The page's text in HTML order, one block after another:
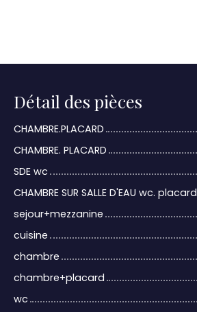
Détail des pièces
CHAMBRE.PLACARD
CHAMBRE. PLACARD
SDE wc
CHAMBRE SUR SALLE D'EAU wc. placard
sejour+mezzanine
cuisine
chambre
chambre+placard
wc